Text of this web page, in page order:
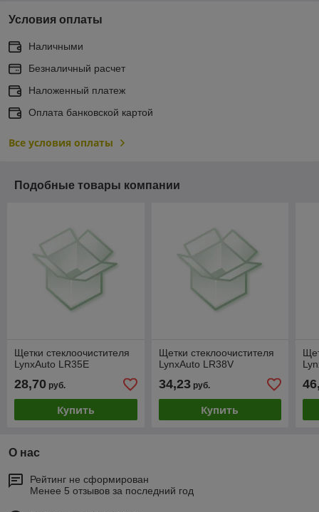
Условия оплаты
Наличными
Безналичный расчет
Наложенный платеж
Оплата банковской картой
Все условия оплаты
Подобные товары компании
Щетки стеклоочистителя
LynxAuto LR35E
28,70 руб.
Купить
Щетки стеклоочистителя
LynxAuto LR38V
34,23руб.
Купить
О нас
Рейтинг не сформирован
Менее 5 отзывов за последний год